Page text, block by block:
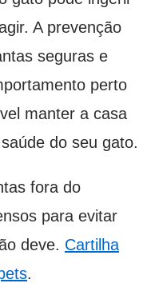
A prevenção
seguras e
perto
manter a casa
do seu gato.
fora do
para evitar
deve. Cartilha
.